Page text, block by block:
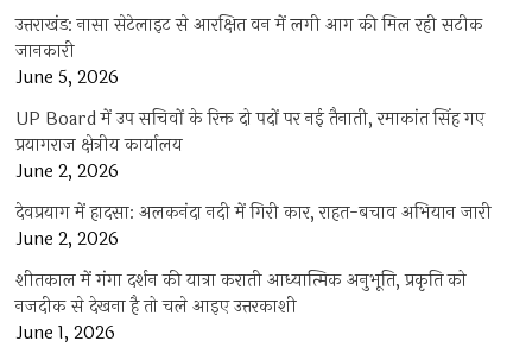
उत्तराखंड: नासा सेटेलाइट से आरक्षित वन में लगी आग की मिल रही सटीक
जानकारी
June 5, 2026
UP Board में उप सचिवों के रिक्त दो पदों पर नई तैनाती, रमाकांत सिंह गए
प्रयागराज क्षेत्रीय कार्यालय
June 2, 2026
देवप्रयाग में हादसा: अलकनंदा नदी में गिरी कार, राहत-बचाव अभियान जारी
June 2, 2026
शीतकाल में गंगा दर्शन की यात्रा कराती आध्यात्मिक अनुभूति, प्रकृति को
नजदीक से देखना है तो चले आइए उत्तरकाशी
June 1, 2026